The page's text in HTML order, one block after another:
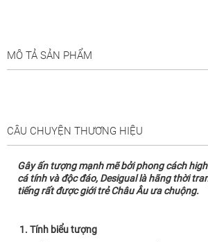
MÔ TẢ SẢN PHẨM
CÂU CHUYỆN THƯƠNG HIỆU
Gây ấn tượng mạnh mẽ bởi phong cách
cá tính và độc đáo, Desigual là hãng thời
tiếng rất được giới trẻ Châu Âu ưa chuộng.
1. Tính biểu tượng